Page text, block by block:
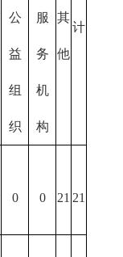
计
公
益
组
织
服
务
机
构
其
他
0 0 21 21